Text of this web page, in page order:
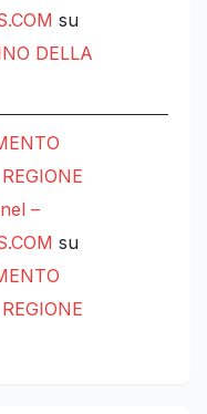
su
DELLA
–
su